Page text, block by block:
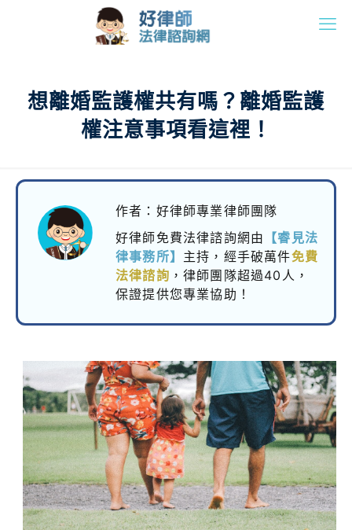
想離婚監護權共有嗎？離婚監護
權注意事項看這裡！
作者：好律師專業律師團隊
好律師免費法律諮詢網由
【睿見法
律事務所】 主持， 經手破萬件免費
法律諮詢 ，律師團隊超過40人，
保證提供您專業協助！